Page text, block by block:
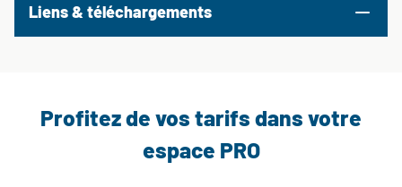
Liens & téléchargements
Profitez de vos tarifs dans votre
espace PRO